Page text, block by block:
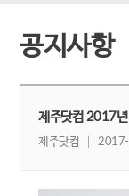
공지사항
제주닷컴 2017년
제주닷컴